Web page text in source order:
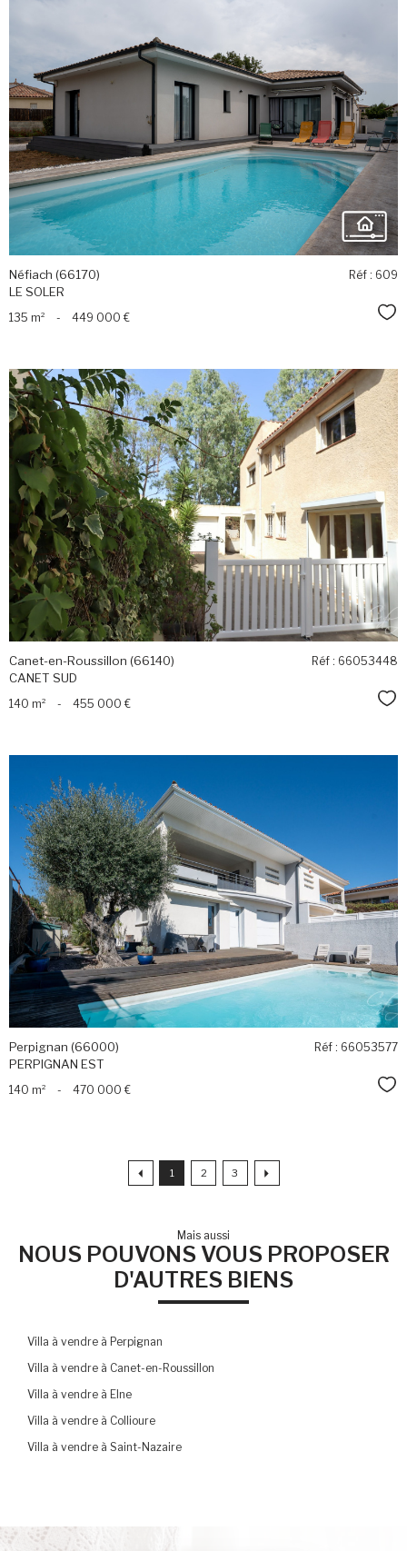
voir le
bien
Néfiach (66170)
LE SOLER
Réf : 609
135 m² - 449 000 €
voir le
bien
Canet-en-Roussillon (66140)
CANET SUD
Réf : 66053448
140 m² - 455 000 €
voir le
bien
Perpignan (66000)
PERPIGNAN EST
Réf : 66053577
140 m² - 470 000 €
1 2 3
Mais aussi
NOUS POUVONS VOUS PROPOSER
D'AUTRES BIENS
Villa à vendre à Perpignan
Villa à vendre à Canet-en-Roussillon
Villa à vendre à Elne
Villa à vendre à Collioure
Villa à vendre à Saint-Nazaire